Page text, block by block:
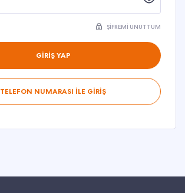
ŞIFREMI UNUTTUM
GİRİŞ YAP
TELEFON NUMARASI İLE GİRİŞ